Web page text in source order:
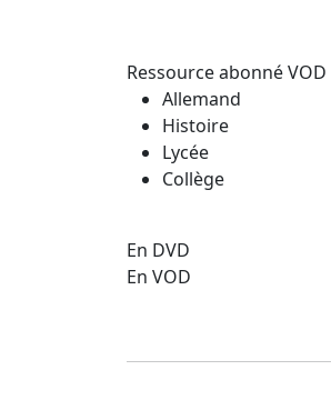
Ressource abonné VOD
Allemand
Histoire
Lycée
Collège
En DVD
En VOD